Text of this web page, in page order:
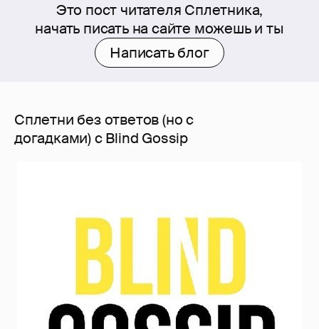
Это пост читателя Сплетника,
начать писать на сайте можешь и ты
Написать блог
Сплетни без ответов (но с
догадками) с Blind Gossip